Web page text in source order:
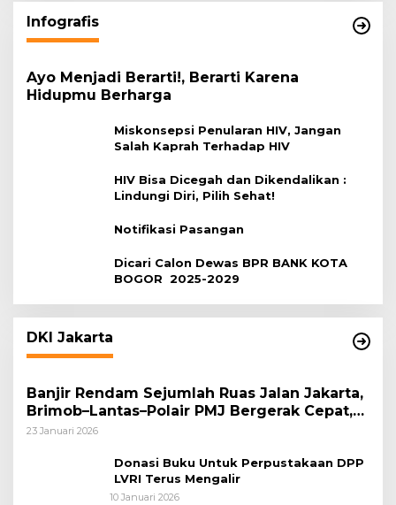
Infografis
Ayo Menjadi Berarti!, Berarti Karena
Hidupmu Berharga
Miskonsepsi Penularan HIV, Jangan
Salah Kaprah Terhadap HIV
HIV Bisa Dicegah dan Dikendalikan :
Lindungi Diri, Pilih Sehat!
Notifikasi Pasangan
Dicari Calon Dewas BPR BANK KOTA
BOGOR 2025-2029
DKI Jakarta
Banjir Rendam Sejumlah Ruas Jalan Jakarta,
Brimob–Lantas–Polair PMJ Bergerak Cepat,
Polri Siagakan 128.247 Personel Secara
23 Januari 2026
Donasi Buku Untuk Perpustakaan DPP
LVRI Terus Mengalir
10 Januari 2026